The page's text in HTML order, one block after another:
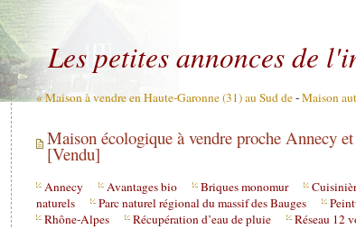
Les petites annonces de
« Maison à vendre en Haute-Garonne (31) au Sud de-Maison
Maison écologique à vendre proche Annecy
[Vendu]
Annecy Avantages bio Briques monomur
naturels
Parc naturel régional du massif des Bauges
Rhône-Alpes
Récupération d’eau de pluie Réseau 12